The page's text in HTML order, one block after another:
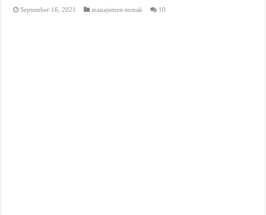
September 16, 2021 manajemen-ternak 10